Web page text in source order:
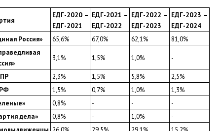
ЕДГ-2020 –
ЕДГ-2021
ЕДГ-2021 –
ЕДГ-2022
ЕДГ-2022 –
ЕДГ-2023
ЕДГ-2023 –
ЕДГ-2024
Россия»
65,6% 67,0% 62,1%
81,0%
3,1% 1,5% 1,0% -
2,3% 1,5% 5,8%
2,5%
1,5% 0,7% 1,0%
1,3%
0,8% - -
-
дела»
0,8% - 1,0%
-